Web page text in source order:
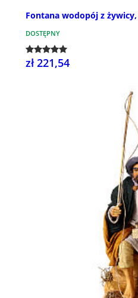
Fontana wodopój z
DOSTĘPNY
zł 221,54